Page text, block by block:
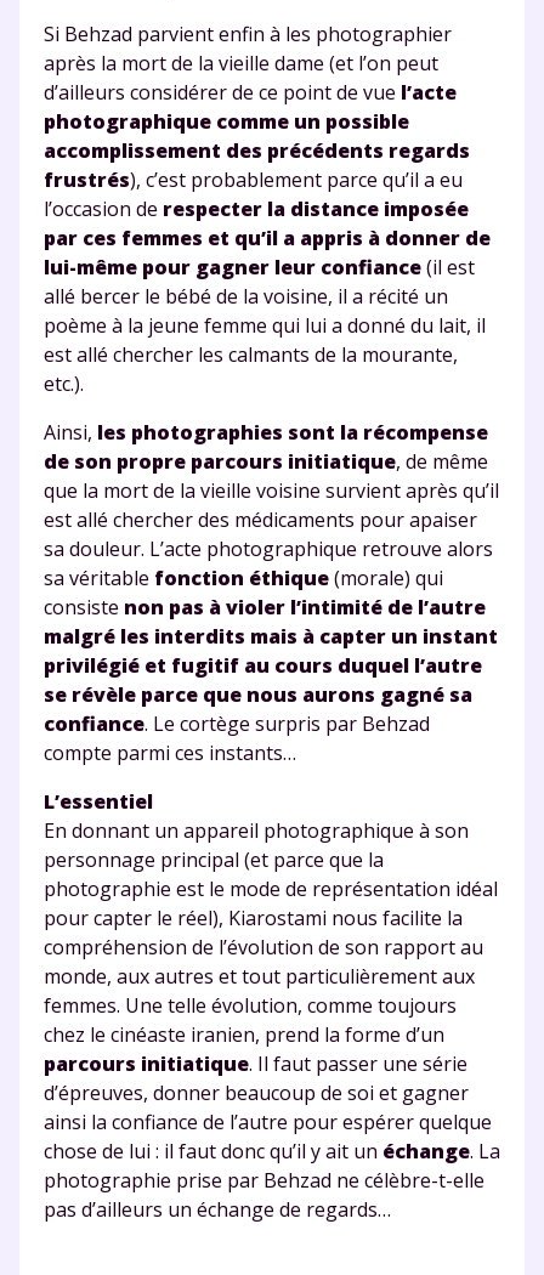
Si Behzad parvient enfin à les photographier
après la mort de la vieille dame (et l’on peut
d’ailleurs considérer de ce point de vue l’acte
photographique comme un possible
accomplissement des précédents regards
frustrés), c’est probablement parce qu’il a eu
l’occasion de respecter la distance imposée
par ces femmes et qu’il a appris à donner de
lui-même pour gagner leur confiance(il est
allé bercer le bébé de la voisine, il a récité un
poème à la jeune femme qui lui a donné du lait, il
est allé chercher les calmants de la mourante,
etc.).
Ainsi, les photographies sont la récompense
de son propre parcours initiatique, de même
que la mort de la vieille voisine survient après qu’il
est allé chercher des médicaments pour apaiser
sa douleur. L’acte photographique retrouve alors
sa véritable fonction éthique(morale) qui
consiste non pas à violer l’intimité de l’autre
malgré les interdits mais à capter un instant
privilégié et fugitif au cours duquel l’autre
se révèle parce que nous aurons gagné sa
confiance. Le cortège surpris par Behzad
compte parmi ces instants…
L’essentiel
En donnant un appareil photographique à son
personnage principal (et parce que la
photographie est le mode de représentation idéal
pour capter le réel), Kiarostami nous facilite la
compréhension de l’évolution de son rapport au
monde, aux autres et tout particulièrement aux
femmes. Une telle évolution, comme toujours
chez le cinéaste iranien, prend la forme d’un
parcours initiatique. Il faut passer une série
d’épreuves, donner beaucoup de soi et gagner
ainsi la confiance de l’autre pour espérer quelque
chose de lui : il faut donc qu’il y ait un échange. La
photographie prise par Behzad ne célèbre-t-elle
pas d’ailleurs un échange de regards…
Envie de progresser
et de réussir votre
année scolaire ?
Testez gratuitement
pendant 24h notre
plateforme de soutien
scolaire !
Fiches de cours et vidéos,exercices
corrigés,podcasts de révisions
Unespace dédié aux parentspour
suivre les progrès
Tout le programme scolaire du CP à
la Terminale
Des profs expérimentés disponibles
à la demande par tchat, audio ou
vidéo
TESTER GRATUITEMENT
* Votre code d'accès sera envoyé à cette adresse e-mail. En
renseignant votre e-mail, vous consentez à ce que vos
données à caractère personnel soient traitées par SEJER, sous
la marque myMaxicours, afin que SEJER puisse vous donner
accès au service de soutien scolaire pendant 24h. Pour en
savoir plus sur la gestion de vos données personnelles et
pour exercer vos droits, vous pouvez consulternotre
charte.
J’accepte de recevoir les actualités et des